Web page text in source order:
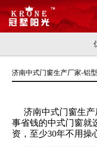
济南中式门窗生产厂家-铝
济南中式门窗生
事省钱的中式门窗就
资，至少30年不用操